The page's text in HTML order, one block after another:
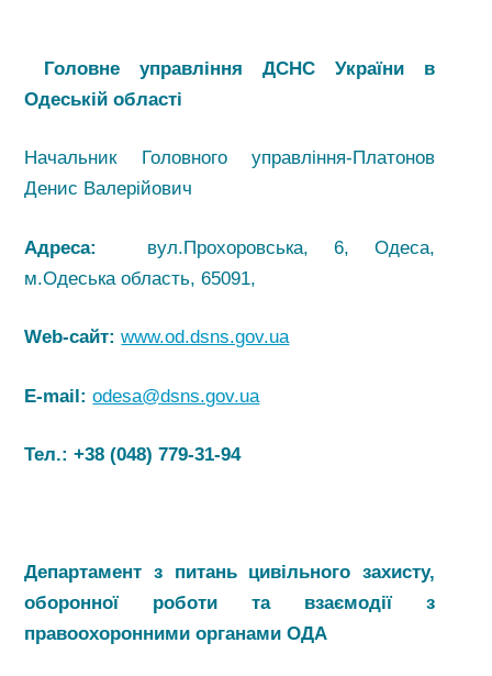
Головне управління ДСНС України в
Одеській області
Начальник Головного управління-Платонов
Денис Валерійович
Адреса:
вул.Прохоровська, 6, Одеса,
м.Одеська область, 65091,
Web-сайт: www.od.dsns.gov.ua
E-mail: odesa@dsns.gov.ua
Тел.: +38 (048) 779-31-94
Департамент з питань цивільного захисту,
оборонної роботи та взаємодії з
правоохоронними органами ОДА